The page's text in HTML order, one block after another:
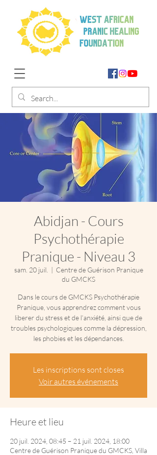
Abidjan - Cours
Psychothérapie
Pranique - Niveau 3
sam. 20 juil.
  |
Centre de Guérison Pranique
du GMCKS
Dans le cours de GMCKS Psychothérapie
Pranique, vous apprendrez comment vous
liberer du stress et de l’anxiété, ainsi que de
troubles psychologiques comme la dépression,
les phobies et les dépendances.
Les inscriptions sont closes
Voir autres événements
Heure et lieu
20 juil. 2024, 08:45 – 21 juil. 2024, 18:00
Centre de Guérison Pranique du GMCKS, Villa